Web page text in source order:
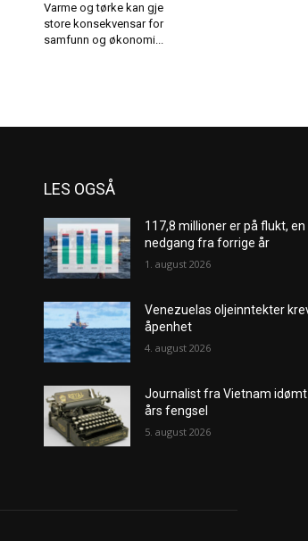
Varme og tørke kan gje
store konsekvensar for
samfunn og økonomi...
LES OGSÅ
117,8 millioner er på flukt, en
nedgang fra forrige år
1. august 2026
Venezuelas oljeinntekter
åpenhet
4. august 2026
Journalist fra Vietnam
års fengsel
5. august 2026